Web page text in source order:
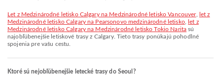
let z Medzinárodné letisko Calgary na Medzinárodné letisko Vancouver,
let z
Medzinárodné letisko Calgary na Pearsonovo medzinárodné letisko,
let z
Medzinárodné letisko Calgary na Medzinárodné letisko Tokio Narita sú
najobľúbenejšie letiskové trasy z Calgary. Tieto trasy ponúkajú pohodlné
spojenia pre vašu cestu.
Ktoré sú nejobľúbenejšie letecké trasy do Seoul?